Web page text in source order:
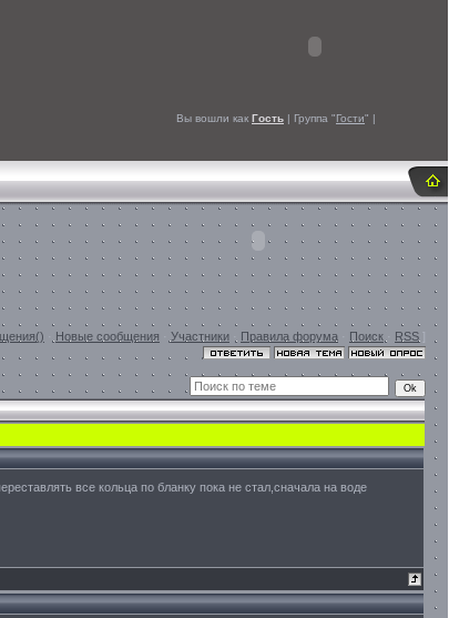
Вы вошли как Гость | Группа "Гости" |
Новые сообщения Участники Правила форума Поиск RSS ]
все кольца по бланку пока не стал,сначала на воде